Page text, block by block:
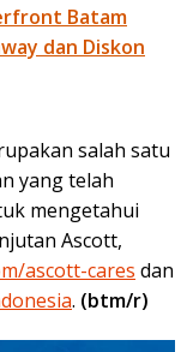
Batam
dan Diskon
salah satu
yang telah
mengetahui
Ascott,
ascott-cares dan
. (btm/r)